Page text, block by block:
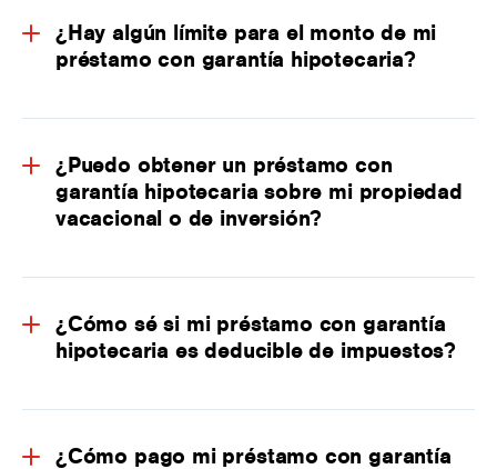
¿Hay algún límite para el monto de mi
préstamo con garantía hipotecaria?
¿Puedo obtener un préstamo con
garantía hipotecaria sobre mi propiedad
vacacional o de inversión?
¿Cómo sé si mi préstamo con garantía
hipotecaria es deducible de impuestos?
¿Cómo pago mi préstamo con garantía